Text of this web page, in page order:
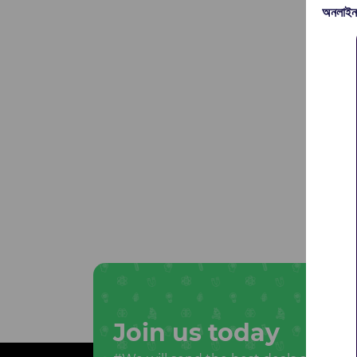
Join us today